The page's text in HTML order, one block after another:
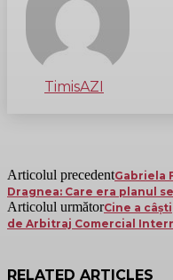
TimisAZI
Articolul precedentGabriela
Dragnea: Care era planul
Articolul următorCine a
de Arbitraj Comercial
RELATED ARTICLES